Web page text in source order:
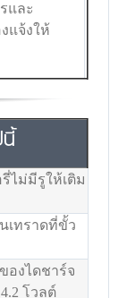
และ
แจ้งให้
ไม่มีรูให้เติม
เทราดที่ขั้ว
องไดชาร์จ
โวลต์